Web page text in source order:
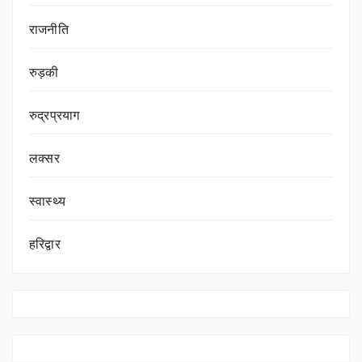
राजनीति
रुड़की
रुद्रप्रयाग
लक्सर
स्वास्थ्य
हरिद्वार